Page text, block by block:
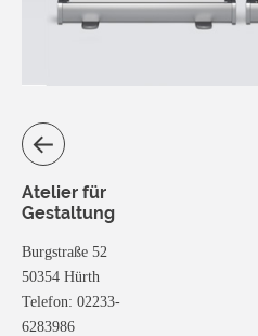
Atelier für
Gestaltung
Burgstraße 52
50354 Hürth
Telefon: 02233-
6283986